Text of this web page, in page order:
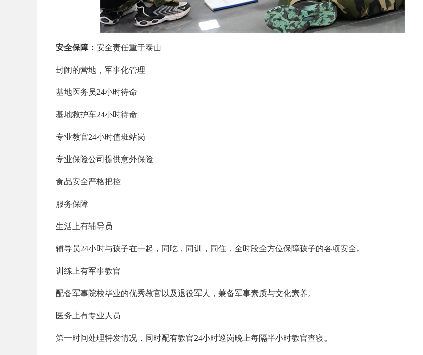
安全保障： 安全责任重于泰山
封闭的营地，军事化管理
基地医务员24小时待命
基地救护车24小时待命
专业教官24小时值班站岗
专业保险公司提供意外保险
食品安全严格把控
服务保障
生活上有辅导员
辅导员24小时与孩子在一起，同吃，同训，同住，全时段全方位保障孩子的各项安全。
训练上有军事教官
配备军事院校毕业的优秀教官以及退役军人，兼备军事素质与文化素养。
医务上有专业人员
第一时间处理特发情况，同时配有教官24小时巡岗晚上每隔半小时教官查寝。